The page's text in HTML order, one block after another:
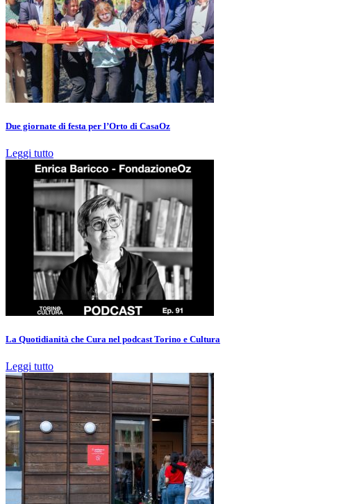
Due giornate di festa per l’Orto di CasaOz
Leggi tutto
La Quotidianità che Cura nel podcast Torino e Cultura
Leggi tutto